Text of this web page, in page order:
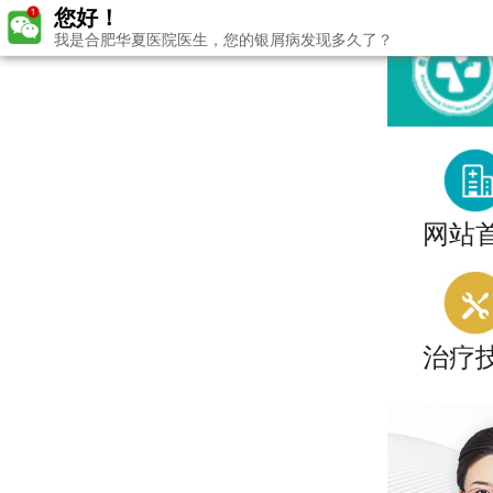
网站
治疗
您好！
我是合肥华夏医院医生，您的银屑病发现多久了？